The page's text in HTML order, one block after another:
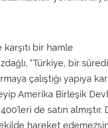
karşıtı bir hamle
“Türkiye, bir
çalıştığı yapıya
Amerika Birleşik
de satın almıştır.
hareket